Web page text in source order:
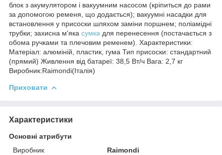
блок з акумулятором і вакуумним насосом (кріпиться до рами
за допомогою ременя, що додається); вакуумні насадки для
встановлення у присоски шляхом заміни поршнем; поліамідні
трубки; захисна м'яка сумка для перенесення (постачається з
обома ручками та плечовим ременем). Характеристики:
Матеріал: алюміній, пластик, гума Тип присоски: стандартний
(прямий) Живлення від батареї: 38,5 Вт/ч Вага: 2,7 кг
Виробник:Raimondi(Італія)
Приховати
Характеристики
Основні атрибути
Виробник
Raimondi